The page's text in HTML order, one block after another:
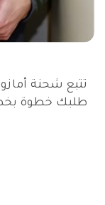
تتبع شحنة
طلبك خطوة